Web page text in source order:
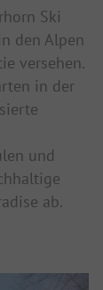
Ski
den Alpen
versehen.
in der
und
ab.